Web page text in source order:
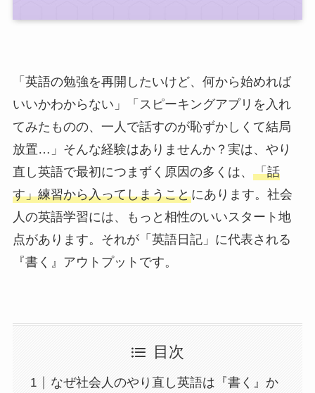
「英語の勉強を再開したいけど、何から始めれば
いいかわからない」「スピーキングアプリを入れ
てみたものの、一人で話すのが恥ずかしくて結局
放置…」そんな経験はありませんか？実は、やり
直し英語で最初につまずく原因の多くは、 「話
す」練習から入ってしまうことにあります。社会
人の英語学習には、もっと相性のいいスタート地
点があります。それが「英語日記」に代表される
『書く』アウトプットです。
目次
なぜ社会人のやり直し英語は『書く』か